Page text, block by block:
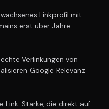
Linkprofil mit
erst über Jahre
Verlinkungen von
Google Relevanz
Link-Stärke, die direkt auf